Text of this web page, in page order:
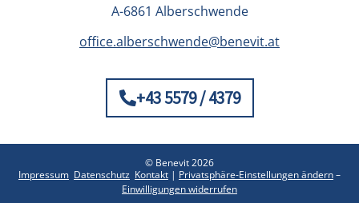
A-6861 Alberschwende
office.alberschwende@benevit.at
+43 5579 / 4379
© Benevit 2026
Impressum Datenschutz Kontakt | Privatsphäre-Einstellungen ändern–
Einwilligungen widerrufen